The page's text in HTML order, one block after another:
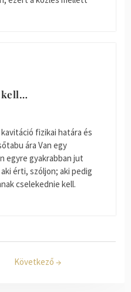
kell…
fizikai határa és
ára Van egy
egyre gyakrabban jut
érti, szóljon; aki pedig
cselekednie kell.
Következő →